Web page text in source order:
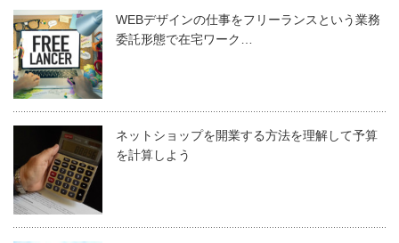
WEBデザインの仕事をフリーランスという業務
委託形態で在宅ワーク…
ネットショップを開業する方法を理解して予算
を計算しよう